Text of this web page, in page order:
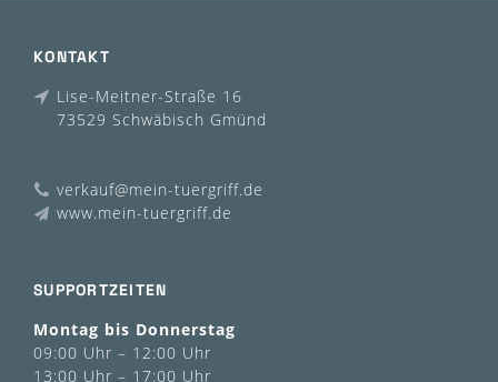
KONTAKT
Lise-Meitner-Straße 16
73529 Schwäbisch Gmünd
verkauf@mein-tuergriff.de
www.mein-tuergriff.de
SUPPORTZEITEN
Montag bis Donnerstag
09:00 Uhr – 12:00 Uhr
13:00 Uhr – 17:00 Uhr